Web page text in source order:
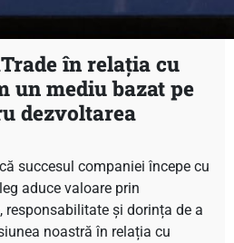
în relația cu
un mediu bazat pe
dezvoltarea
succesul companiei începe cu
aduce valoare prin
responsabilitate și dorința de a
noastră în relația cu